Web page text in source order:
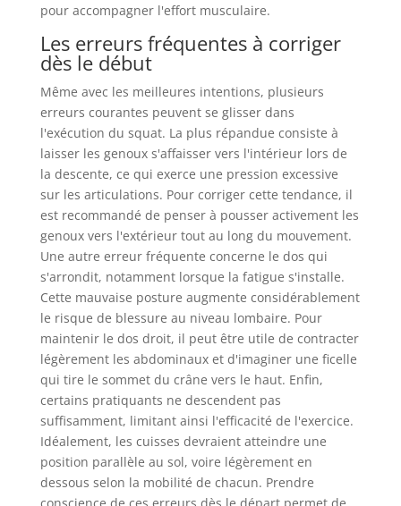
pour accompagner l'effort musculaire.
Les erreurs fréquentes à corriger
dès le début
Même avec les meilleures intentions, plusieurs
erreurs courantes peuvent se glisser dans
l'exécution du squat. La plus répandue consiste à
laisser les genoux s'affaisser vers l'intérieur lors de
la descente, ce qui exerce une pression excessive
sur les articulations. Pour corriger cette tendance, il
est recommandé de penser à pousser activement les
genoux vers l'extérieur tout au long du mouvement.
Une autre erreur fréquente concerne le dos qui
s'arrondit, notamment lorsque la fatigue s'installe.
Cette mauvaise posture augmente considérablement
le risque de blessure au niveau lombaire. Pour
maintenir le dos droit, il peut être utile de contracter
légèrement les abdominaux et d'imaginer une ficelle
qui tire le sommet du crâne vers le haut. Enfin,
certains pratiquants ne descendent pas
suffisamment, limitant ainsi l'efficacité de l'exercice.
Idéalement, les cuisses devraient atteindre une
position parallèle au sol, voire légèrement en
dessous selon la mobilité de chacun. Prendre